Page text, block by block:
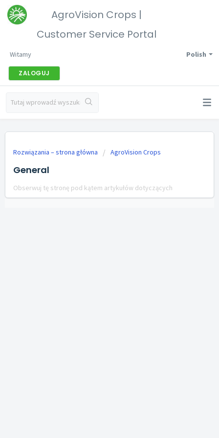
AgroVision Crops |
Customer Service Portal
Polish
Witamy
ZALOGUJ
Rozwiązania – strona główna AgroVision Crops
General
Obserwuj tę stronę pod kątem artykułów dotyczących